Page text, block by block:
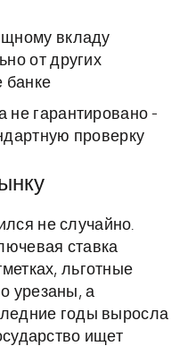
вкладу
от других
банке
не гарантировано -
проверку
не случайно.
ставка
льготные
урезаны, а
годы выросла
ищет